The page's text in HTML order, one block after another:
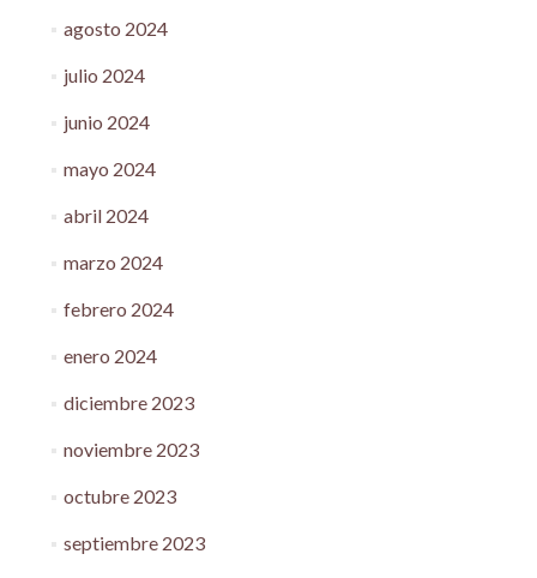
agosto 2024
julio 2024
junio 2024
mayo 2024
abril 2024
marzo 2024
febrero 2024
enero 2024
diciembre 2023
noviembre 2023
octubre 2023
septiembre 2023